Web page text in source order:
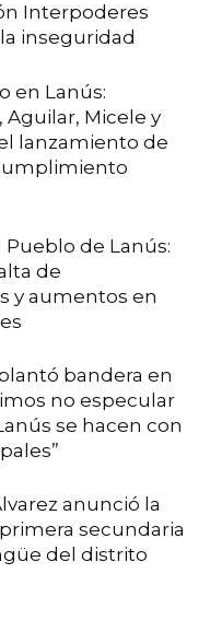
Interpoderes
inseguridad
en Lanús:
Aguilar, Micele y
lanzamiento de
de Lanús:
de
y aumentos en
bandera en
no especular
se hacen con
anunció la
secundaria
del distrito